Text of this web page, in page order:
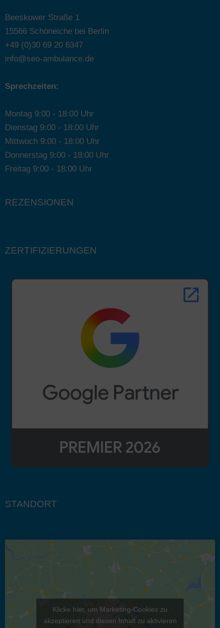
Beeskower Straße 1
15566 Schöneiche bei Berlin
+49 (0)30 69 20 6347
info@seo-ambulance.de
Sprechzeiten:
Montag 9:00 - 18:00 Uhr
Dienstag 9:00 - 18:00 Uhr
Mittwoch 9:00 - 18:00 Uhr
Donnerstag 9:00 - 18:00 Uhr
Freitag 9:00 - 18:00 Uhr
REZENSIONEN
ZERTIFIZIERUNGEN
STANDORT
Klicke hier, um Marketing-Cookies zu
akzeptieren und diesen Inhalt zu aktivieren